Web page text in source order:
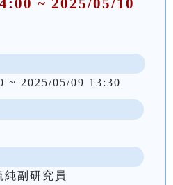
~ 2025/05/09 13:30
副研究員